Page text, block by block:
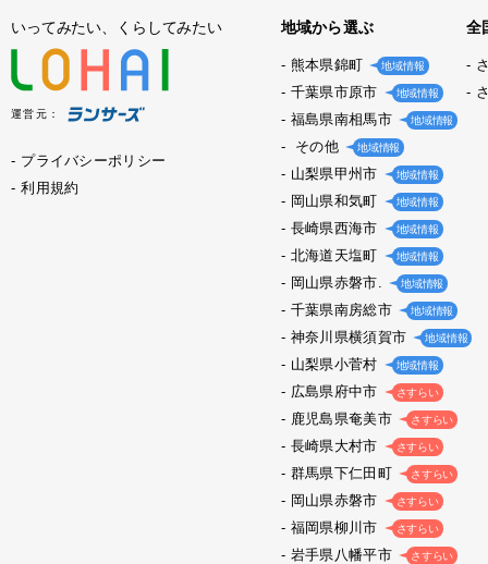
いってみたい、くらしてみたい
運営元：
プライバシーポリシー
利用規約
地域から選ぶ
熊本県錦町 地域情報
千葉県市原市 地域情報
福島県南相馬市 地域情報
その他 地域情報
山梨県甲州市 地域情報
岡山県和気町 地域情報
長崎県西海市 地域情報
北海道天塩町 地域情報
岡山県赤磐市. 地域情報
千葉県南房総市 地域情報
神奈川県横須賀市 地域情報
山梨県小菅村 地域情報
広島県府中市 さすらい
鹿児島県奄美市 さすらい
長崎県大村市 さすらい
群馬県下仁田町 さすらい
岡山県赤磐市 さすらい
福岡県柳川市 さすらい
岩手県八幡平市 さすらい
全